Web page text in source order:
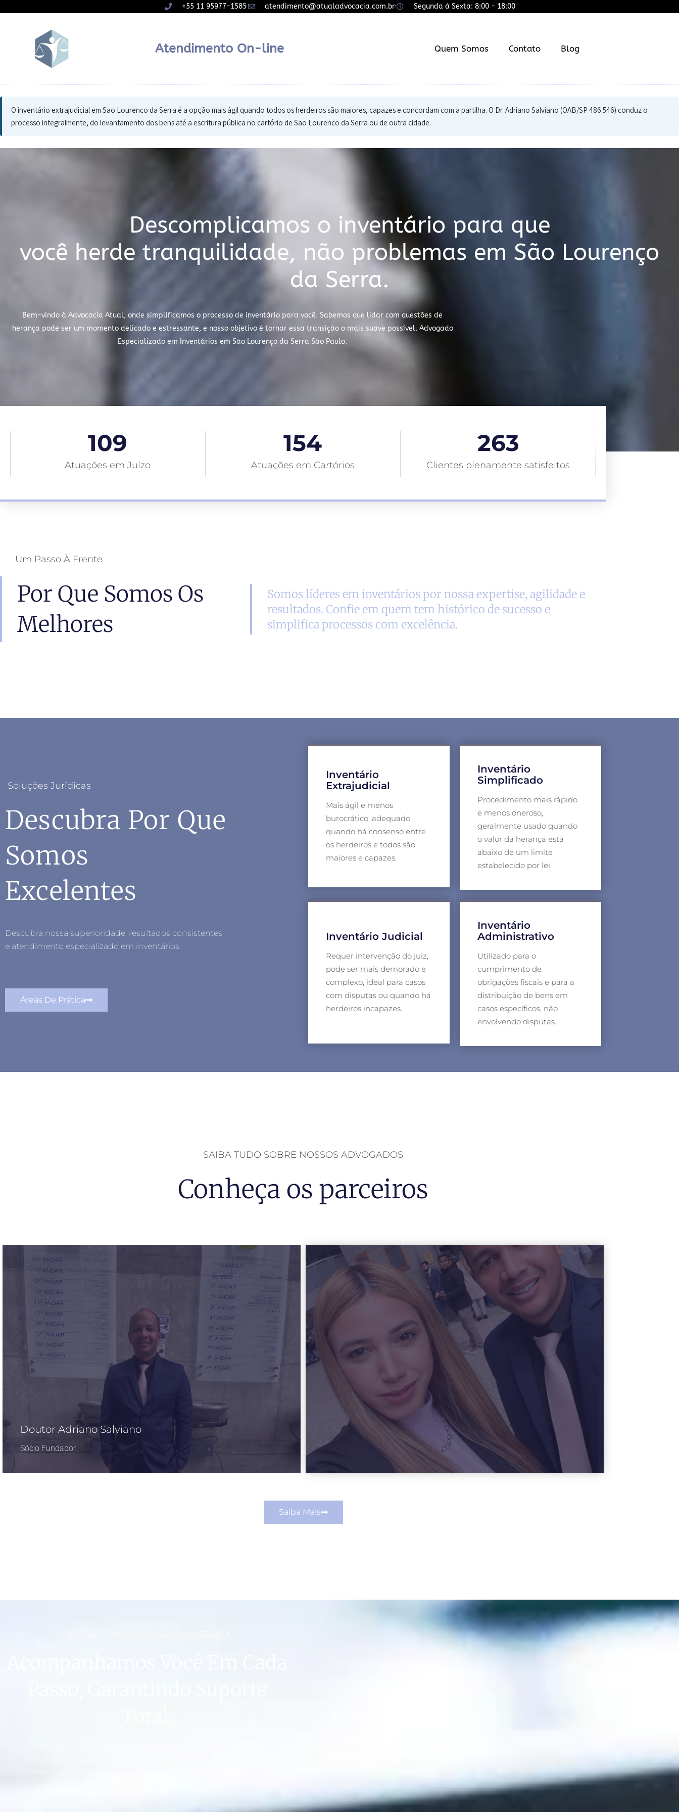
+55 11 95977-1585 atendimento@atualadvocacia.com.br Segunda á Sexta: 8:00 - 18:00
Atendimento On-line Quem Somos Contato Blog
O inventário extrajudicial em Sao Lourenco da Serra é a opção mais ágil quando todos os herdeiros são maiores, capazes e concordam com a partilha. O Dr. Adriano Salviano (OAB/SP 486.546) conduz o
processo integralmente, do levantamento dos bens até a escritura pública no cartório de Sao Lourenco da Serra ou de outra cidade.
Descomplicamos o inventário para que
você herde tranquilidade, não problemas em São Lourenço
da Serra.
Bem-vindo à Advocacia Atual, onde simplificamos o processo de inventário para você. Sabemos que lidar com questões de
herança pode ser um momento delicado e estressante, e nosso objetivo é tornar essa transição o mais suave possível. Advogado
Especializado em Inventários em São Lourenço da Serra São Paulo.
Atuações em Juízo
109
Atuações em Cartórios
154
Clientes plenamente satisfeitos
263
Um Passo À Frente
Por Que Somos Os
Melhores
Somos líderes em inventários por nossa expertise, agilidade e
resultados. Confie em quem tem histórico de sucesso e
simplifica processos com excelência.
Soluções Jurídicas
Descubra Por Que
Somos
Excelentes
Descubra nossa superioridade: resultados consistentes
e atendimento especializado em inventários.
Áreas De Prática
Inventário
Extrajudicial
Mais ágil e menos
burocrático, adequado
quando há consenso entre
os herdeiros e todos são
maiores e capazes.
Inventário
Simplificado
Procedimento mais rápido
e menos oneroso,
geralmente usado quando
o valor da herança está
abaixo de um limite
estabelecido por lei.
Inventário Judicial
Requer intervenção do juiz,
pode ser mais demorado e
complexo, ideal para casos
com disputas ou quando há
herdeiros incapazes.
Inventário
Administrativo
Utilizado para o
cumprimento de
obrigações fiscais e para a
distribuição de bens em
casos específicos, não
envolvendo disputas.
SAIBA TUDO SOBRE NOSSOS ADVOGADOS
Conheça os parceiros
Doutor Adriano Salviano
Sócio Fundador
Saiba Mais